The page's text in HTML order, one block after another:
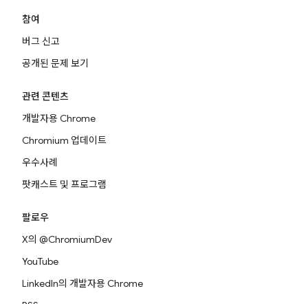
참여
버그 신고
공개된 문제 보기
관련 콘텐츠
개발자용 Chrome
Chromium 업데이트
우수사례
팟캐스트 및 프로그램
팔로우
X의 @ChromiumDev
YouTube
LinkedIn의 개발자용 Chrome